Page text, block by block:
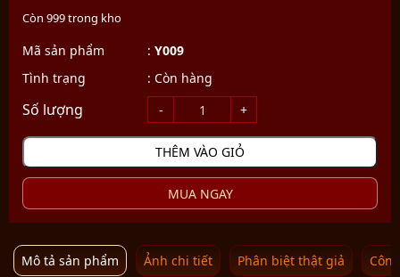
Còn 999 trong kho
Mã sản phẩm : Y009
Tình trạng
: Còn hàng
THÊM VÀO GIỎ
MUA NGAY
Mô tả sản phẩm Ảnh chi tiết Phân biệt thật giả